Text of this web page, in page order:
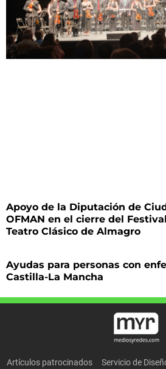
Apoyo de la Diputación de
OFMAN en el cierre del
Teatro Clásico de Almagro
Ayudas para personas con
Castilla-La Mancha
Artículos patrocinados Servicio de